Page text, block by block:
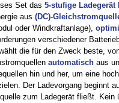
Set das 5-stufige Ladegerät
aus (DC)-
oder Windkraftanlage),
verschiedener
die für den Zweck beste,
automatisch aus
hin und her, um eine
Der Ladevorgang beginnt
zum Ladegerät fließt. Kein